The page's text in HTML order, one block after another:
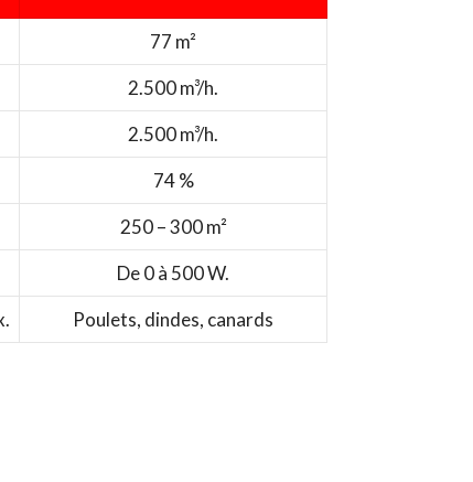
77 m²
2.500 m³/h.
2.500 m³/h.
74 %
250 – 300 m²
De 0 à 500 W.
Poulets, dindes, canards